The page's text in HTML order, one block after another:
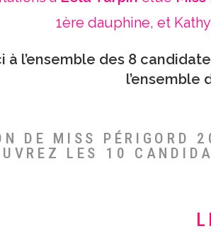
1ère dauphine, et
à l’ensemble des 8
l’ensemble
DE MISS PÉRIGORD
LES 10